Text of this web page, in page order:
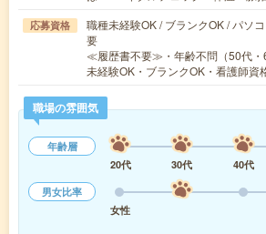
応募資格
職種未経験OK / ブランクOK / パソ
要
≪履歴書不要≫・年齢不問（50代・
未経験OK・ブランクOK・看護師
職場の雰囲気
年齢層
20代
30代 40代
男女比率
女性